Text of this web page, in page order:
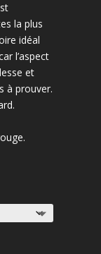
la plus
idéal
l’aspect
et
à prouver.